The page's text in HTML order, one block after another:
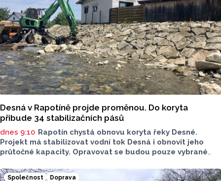
Desná v Rapotíně projde proměnou. Do koryta
přibude 34 stabilizačních pásů
dnes 9:10 Rapotín chystá obnovu koryta řeky Desné.
Projekt má stabilizovat vodní tok Desná i obnovit jeho
průtočné kapacity. Opravovat se budou pouze vybrané
samostatných stavebních projektů.
Společnost Doprava